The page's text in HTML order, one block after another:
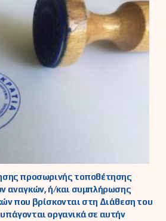
προσωρινής τοποθέτησης
αναγκών, ή/και συμπλήρωσης
που βρίσκονται στη Διάθεση του
οργανικά σε αυτήν